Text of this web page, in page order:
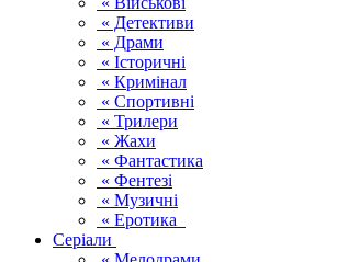
« Детективи
« Драми
« Історичні
« Кримінал
« Спортивні
« Трилери
« Жахи
« Фантастика
« Фентезі
« Музичні
« Еротика
Серіали